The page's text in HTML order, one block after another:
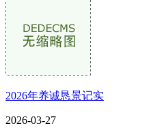
2026年养诚恳景记实
2026-03-27